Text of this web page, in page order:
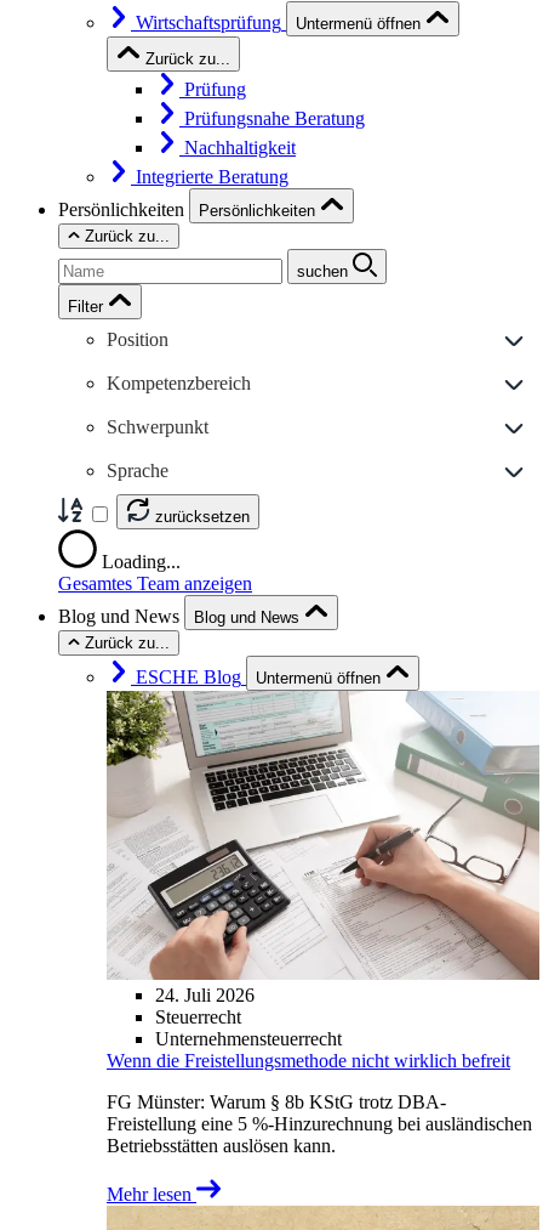
Wirtschaftsprüfung
Untermenü öffnen
Zurück zu...
Prüfung
Prüfungsnahe Beratung
Nachhaltigkeit
Integrierte Beratung
Persönlichkeiten
Persönlichkeiten
Zurück zu...
suchen
Filter
Position
Kompetenzbereich
Schwerpunkt
Sprache
zurücksetzen
Loading...
Gesamtes Team anzeigen
Blog und News
Blog und News
Zurück zu...
ESCHE Blog Untermenü öffnen
24. Juli 2026
Steuerrecht
Unternehmensteuerrecht
Wenn die Freistellungsmethode nicht wirklich befreit
FG Münster: Warum § 8b KStG trotz DBA-
Freistellung eine 5 %-Hinzurechnung bei ausländischen
Betriebsstätten auslösen kann.
Mehr lesen